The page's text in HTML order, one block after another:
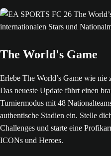
The World's Game
Erlebe The World’s Game wie
Das neueste Update führt einen
Turniermodus mit 48
authentische Stadien ein. Stelle
Challenges und starte eine
ICONs und Heroes.